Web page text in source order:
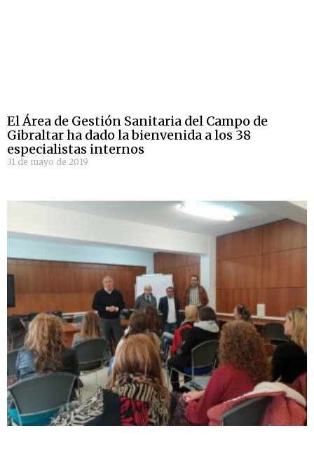
El Área de Gestión Sanitaria del Campo de
Gibraltar ha dado la bienvenida a los 38
especialistas internos
31 de mayo de 2019